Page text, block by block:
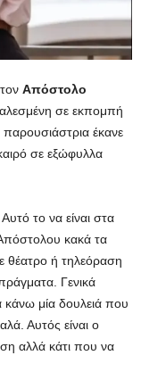
Απόστολο
σε εκπομπή
έκανε
σε εξώφυλλα
το να είναι στα
Απόστολου κακά τα
θέατρο ή τηλεόραση
Γενικά
κάνω μία δουλειά που
Αυτός είναι ο
αλλά κάτι που να